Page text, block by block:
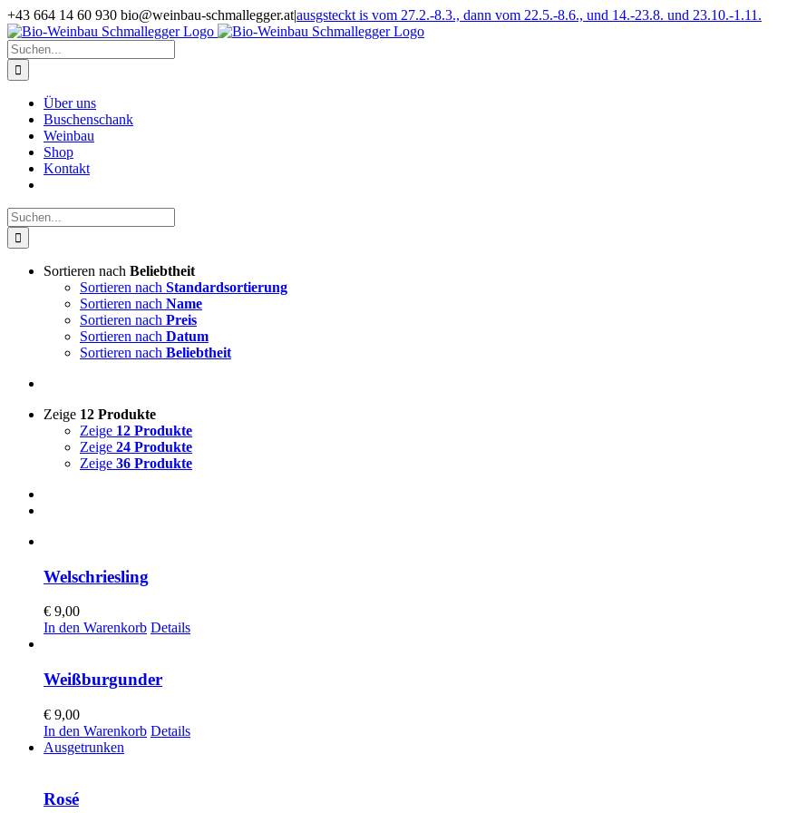
Zum
Inhalt
springen
+43 664 14 60 930 bio@weinbau-schmallegger.at|ausgsteckt is vom 27.2.-8.3., dann vom 22.5.-8.6., und 14.-23.8. und 23.10.-1.11.
Facebook
Instagram
Suche
nach:
Über uns
Buschenschank
Weinbau
Shop
Kontakt
Suche
nach:
Sortieren nach Beliebtheit
Sortieren nach Standardsortierung
Sortieren nach Name
Sortieren nach Preis
Sortieren nach Datum
Sortieren nach Beliebtheit
Zeige 12 Produkte
Zeige 12 Produkte
Zeige 24 Produkte
Zeige 36 Produkte
Welschriesling
€ 9,00
In den Warenkorb Details
Weißburgunder
€ 9,00
In den Warenkorb Details
Ausgetrunken
Rosé